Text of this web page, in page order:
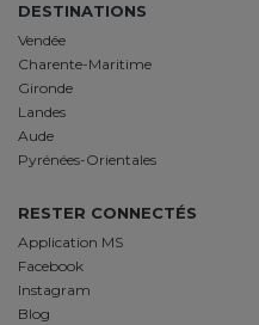
DESTINATIONS
Vendée
Charente-Maritime
Gironde
Landes
Aude
Pyrénées-Orientales
RESTER CONNECTÉS
Application MS
Facebook
Instagram
Blog